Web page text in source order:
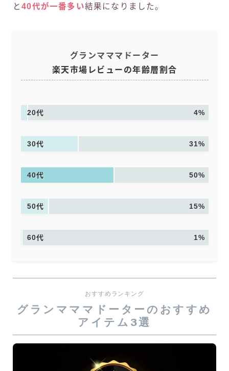
と40代が一番多い結果になりました。
グランマママドーター
楽天市場レビューの年齢層割合
20代 4%
30代 31%
40代 50%
50代 15%
60代 1%
おすすめランキング
グランマママドーターのおすすめ
アイテム3選